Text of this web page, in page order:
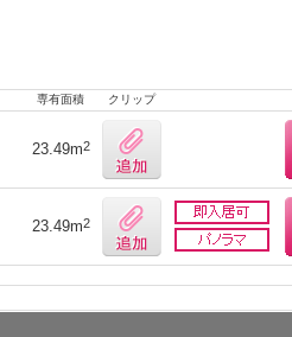
専有面積 クリップ
23.49m2
23.49m2